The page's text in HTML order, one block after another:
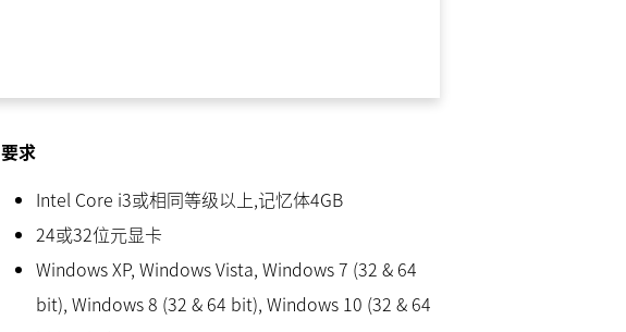
要求
Intel Core i3或相同等级以上,记忆体4GB
24或32位元显卡
Windows XP, Windows Vista, Windows 7 (32 & 64
bit), Windows 8 (32 & 64 bit), Windows 10 (32 & 64